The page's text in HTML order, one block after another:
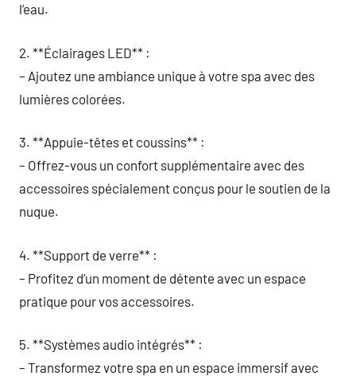
l’eau.
2. **Éclairages LED** :
– Ajoutez une ambiance unique à votre spa avec des
lumières colorées.
3. **Appuie-têtes et coussins** :
– Offrez-vous un confort supplémentaire avec des
accessoires spécialement conçus pour le soutien de la
nuque.
4. **Support de verre** :
– Profitez d’un moment de détente avec un espace
pratique pour vos accessoires.
5. **Systèmes audio intégrés** :
– Transformez votre spa en un espace immersif avec